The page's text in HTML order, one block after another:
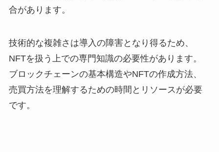
合があります。
技術的な複雑さは導入の障害となり得るため、
NFTを扱う上での専門知識の必要性があります。
ブロックチェーンの基本構造やNFTの作成方法、
売買方法を理解するための時間とリソースが必要
です。